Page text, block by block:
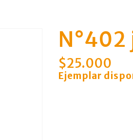
N°402
$25.000
Ejemplar